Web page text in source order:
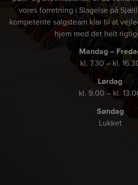
vores forretning i Slagelse på
kompetente salgsteam klar til at
hjem med det helt
Mandag –
kl. 7.30 – kl.
Lørdag
kl. 9.00 – kl.
Søndag
Lukket